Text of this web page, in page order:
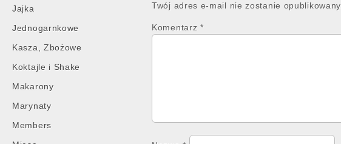
Jajka
Jednogarnkowe
Kasza, Zbożowe
Koktajle i Shake
Makarony
Marynaty
Members
Twój adres e-mail nie zostanie opublikowany.
Komentarz *